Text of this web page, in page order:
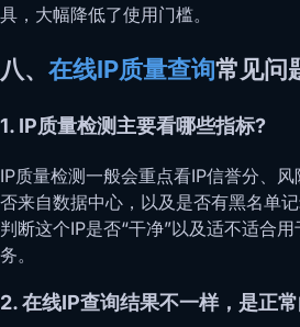
具，大幅降低了使用门槛。
八、 在线IP质量查询常见问
1. IP质量检测主要看哪些指标?
IP质量检测一般会重点看IP信誉分、
否来自数据中心，以及是否有黑名单
判断这个IP是否“干净”以及适不适合
务。
2. 在线IP查询结果不一样，是正